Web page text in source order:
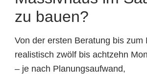
zu bauen?
Von der ersten Beratung bis zum
realistisch zwölf bis achtzehn
– je nach Planungsaufwand,